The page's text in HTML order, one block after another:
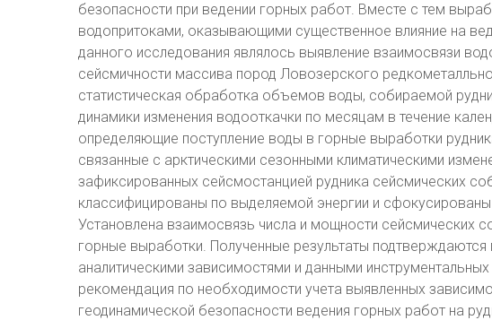
безопасности при ведении горных работ. Вместе с тем
водопритоками, оказывающими существенное влияние на
данного исследования являлось выявление взаимосвязи
сейсмичности массива пород Ловозерского
статистическая обработка объемов воды, собираемой
динамики изменения водооткачки по месяцам в течение
определяющие поступление воды в горные выработки
связанные с арктическими сезонными климатическими
зафиксированных сейсмостанцией рудника сейсмических
классифицированы по выделяемой энергии и
Установлена взаимосвязь числа и мощности сейсмических
горные выработки. Полученные результаты
аналитическими зависимостями и данными
рекомендация по необходимости учета выявленных
геодинамической безопасности ведения горных работ на